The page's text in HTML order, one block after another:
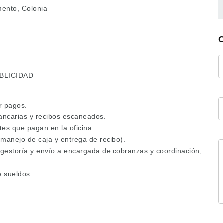
Colonia
pagos.
y recibos escaneados.
que pagan en la oficina.
de caja y entrega de recibo).
y envío a encargada de cobranzas y coordinación,